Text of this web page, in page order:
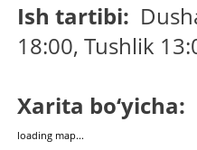
Ish tartibi:
18:00, Tushlik
Xarita bo‘yicha:
loading map...